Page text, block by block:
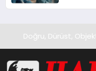
Doğru, Dürüst,